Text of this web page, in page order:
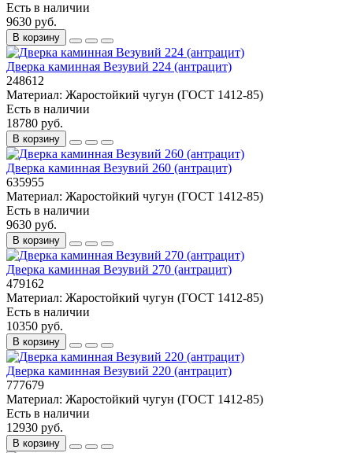
Есть в наличии
9630 руб.
В корзину
Дверка каминная Везувий 224 (антрацит)
248612
Материал: Жаростойкий чугун (ГОСТ 1412-85)
Есть в наличии
18780 руб.
В корзину
Дверка каминная Везувий 260 (антрацит)
635955
Материал: Жаростойкий чугун (ГОСТ 1412-85)
Есть в наличии
9630 руб.
В корзину
Дверка каминная Везувий 270 (антрацит)
479162
Материал: Жаростойкий чугун (ГОСТ 1412-85)
Есть в наличии
10350 руб.
В корзину
Дверка каминная Везувий 220 (антрацит)
777679
Материал: Жаростойкий чугун (ГОСТ 1412-85)
Есть в наличии
12930 руб.
В корзину